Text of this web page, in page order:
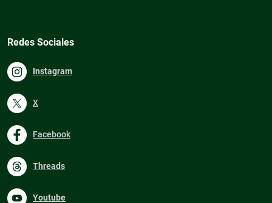
Redes Sociales
Instagram
X
Facebook
Threads
Youtube